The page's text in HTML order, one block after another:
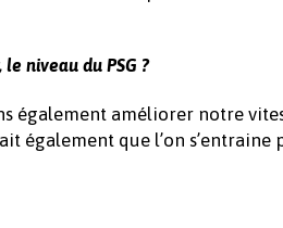
niveau du PSG ?
également améliorer notre
également que l’on s’entraine